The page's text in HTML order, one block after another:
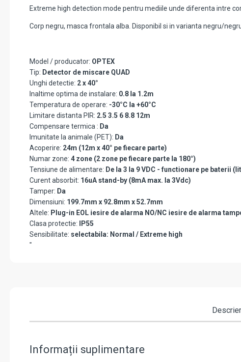
Extreme high detection mode pentru mediile unde diferenta intre
Corp negru, masca frontala alba. Disponibil si in varianta negru/
Model / producator: OPTEX
Tip: Detector de miscare QUAD
Unghi detectie: 2 x 40°
Inaltime optima de instalare: 0.8 la 1.2m
Temperatura de operare: -30°C la +60°C
Limitare distanta PIR: 2.5 3.5 6 8.8 12m
Compensare termica : Da
Imunitate la animale (PET): Da
Acoperire: 24m (12m x 40° pe fiecare parte)
Numar zone: 4 zone (2 zone pe fiecare parte la 180°)
Tensiune de alimentare: De la 3 la 9 VDC - functionare pe baterii
Curent absorbit: 16uA stand-by (8mA max. la 3Vdc)
Tamper: Da
Dimensiuni: 199.7mm x 92.8mm x 52.7mm
Altele: Plug-in EOL iesire de alarma NO/NC iesire de alarma
Clasa protectie:
IP55
Sensibilitate: selectabila: Normal / Extreme high
"
Informații suplimentare